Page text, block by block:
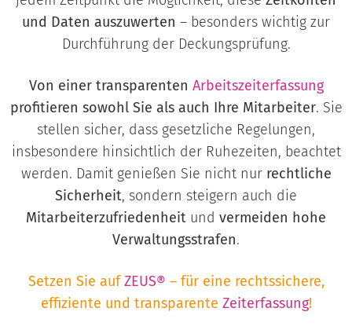
und Daten auszuwerten – besonders wichtig zur
Durchführung der Deckungsprüfung.
Von einer transparenten Arbeitszeiterfassung
profitieren sowohl Sie als auch Ihre Mitarbeiter. Sie
stellen sicher, dass gesetzliche Regelungen,
insbesondere hinsichtlich der Ruhezeiten, beachtet
werden. Damit genießen Sie nicht nur rechtliche
Sicherheit, sondern steigern auch die
Mitarbeiterzufriedenheit und vermeiden hohe
Verwaltungsstrafen.
Setzen Sie aufZEUS® – für eine rechtssichere,
effiziente und transparente Zeiterfassung!